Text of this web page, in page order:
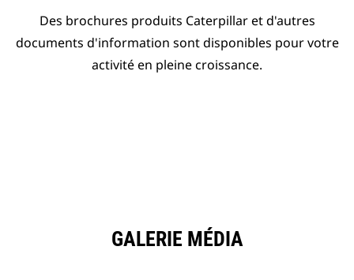
Des brochures produits Caterpillar et d'autres
documents d'information sont disponibles pour votre
activité en pleine croissance.
GALERIE MÉDIA